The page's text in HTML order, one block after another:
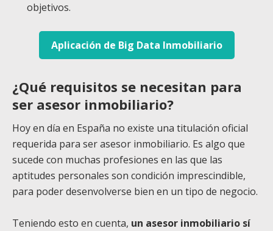
objetivos.
Aplicación de Big Data Inmobiliario
¿Qué requisitos se necesitan para
ser asesor inmobiliario?
Hoy en día en España no existe una titulación oficial
requerida para ser asesor inmobiliario. Es algo que
sucede con muchas profesiones en las que las
aptitudes personales son condición imprescindible,
para poder desenvolverse bien en un tipo de negocio.
Teniendo esto en cuenta, un asesor inmobiliario sí